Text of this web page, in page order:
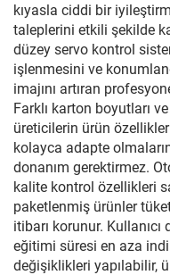
kıyasla ciddi bir
taleplerini etkili şekilde
düzey servo kontrol
işlenmesini ve
imajını artıran
Farklı karton boyutları
üreticilerin ürün
kolayca adapte
donanım gerektirmez.
kalite kontrol özellikleri
paketlenmiş ürünler
itibarı korunur.
eğitimi süresi en aza
değişiklikleri yapılabilir,